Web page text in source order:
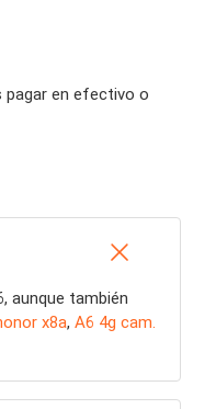
pagar en efectivo o
aunque también
x8a, A6 4g cam.